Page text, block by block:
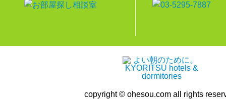
copyright © ohesou.com all rights